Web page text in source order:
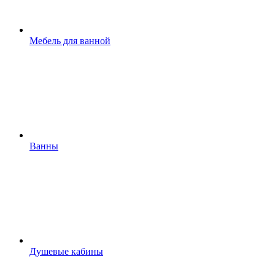
Мебель для ванной
Ванны
Душевые кабины